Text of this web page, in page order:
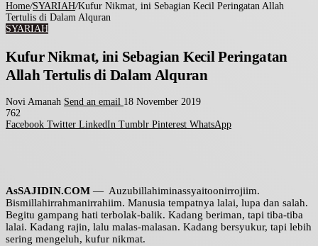
Home/SYARIAH/Kufur Nikmat, ini Sebagian Kecil Peringatan Allah
Tertulis di Dalam Alquran
SYARIAH
Kufur Nikmat, ini Sebagian Kecil Peringatan
Allah Tertulis di Dalam Alquran
Novi Amanah Send an email 18 November 2019
762
Facebook Twitter LinkedIn Tumblr Pinterest WhatsApp
AsSAJIDIN.COM — Auzubillahiminassyaitoonirrojiim.
Bismillahirrahmanirrahiim. Manusia tempatnya lalai, lupa dan salah.
Begitu gampang hati terbolak-balik. Kadang beriman, tapi tiba-tiba
lalai. Kadang rajin, lalu malas-malasan. Kadang bersyukur, tapi lebih
sering mengeluh, kufur nikmat.